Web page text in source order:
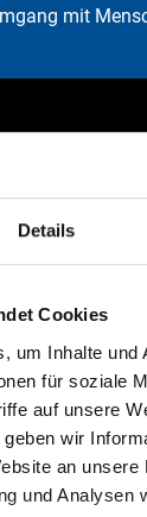
Details
Cookies
um Inhalte und
für soziale
auf unsere
wir
an unsere
und Analysen
mit
Fragen
steht dir